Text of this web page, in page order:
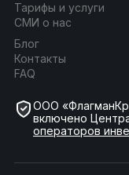
Тарифы и услуги
СМИ о нас
Блог
Контакты
FAQ
ООО
включено
операторов